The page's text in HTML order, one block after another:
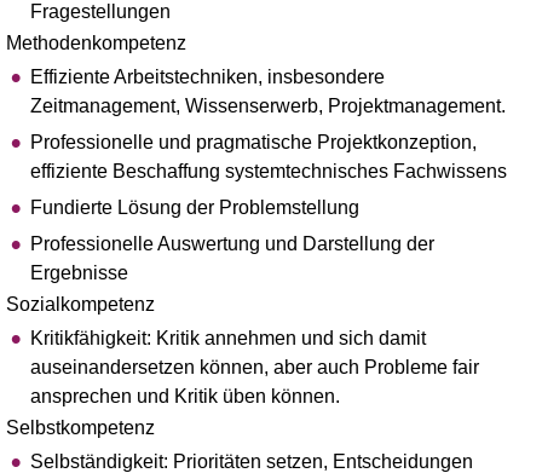
Fragestellungen
Methodenkompetenz
Effiziente Arbeitstechniken, insbesondere
Zeitmanagement, Wissenserwerb, Projektmanagement.
Professionelle und pragmatische Projektkonzeption,
effiziente Beschaffung systemtechnisches Fachwissens
Fundierte Lösung der Problemstellung
Professionelle Auswertung und Darstellung der
Ergebnisse
Sozialkompetenz
Kritikfähigkeit: Kritik annehmen und sich damit
auseinandersetzen können, aber auch Probleme fair
ansprechen und Kritik üben können.
Selbstkompetenz
Selbständigkeit: Prioritäten setzen, Entscheidungen